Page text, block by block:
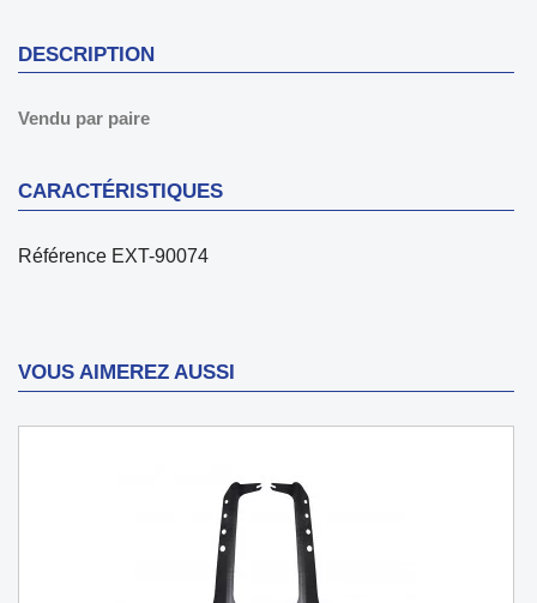
DESCRIPTION
Vendu par paire
CARACTÉRISTIQUES
Référence EXT-90074
VOUS AIMEREZ AUSSI